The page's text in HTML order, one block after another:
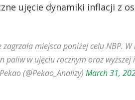
ujęcie dynamiki inflacji z
zagrzała miejsca poniżej celu NBP.
paliw w ujęciu rocznym oraz
(@Pekao_Analizy) March 31,